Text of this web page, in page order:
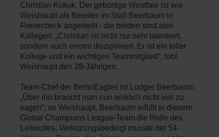
Christian Kukuk. Der gebürtige Westfale ist wie
Weishaupt als Bereiter im Stall Beerbaum in
Riesenbeck angestellt - die beiden sind also
Kollegen: „Christian ist nicht nur sehr talentiert,
sondern auch enorm diszipliniert. Er ist ein toller
Kollege und ein wichtiges Teammitglied“, lobt
Weishaupt den 28-Jährigen.
Team-Chef der BerlinEagles ist Ludger Beerbaum:
„Über ihn braucht man nun wirklich nicht viel zu
sagen“, so Weishaupt. Beerbaum erfüllt in diesem
Global Champions League-Team die Rolle des
Leitwolfes. Verletzungsbedingt musste der 54-